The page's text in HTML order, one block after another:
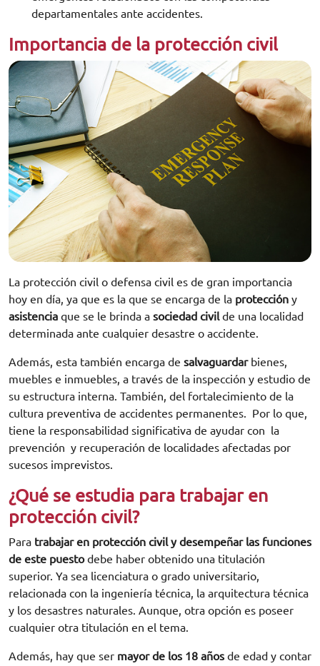
departamentales ante accidentes.
Importancia de la protección civil
La protección civil o defensa civil es de gran importancia
hoy en día, ya que es la que se encarga de la protección y
asistencia que se le brinda a sociedad civilde una localidad
determinada ante cualquier desastre o accidente.
Además, esta también encarga de salvaguardarbienes,
muebles e inmuebles, a través de la inspección y estudio de
su estructura interna. También, del fortalecimiento de la
cultura preventiva de accidentes permanentes. Por lo que,
tiene la responsabilidad significativa de ayudar con la
prevención y recuperación de localidades afectadas por
sucesos imprevistos.
¿Qué se estudia para trabajar en
protección civil?
Para trabajar en protección civil y desempeñar las funciones
de este puestodebe haber obtenido una titulación
superior. Ya sea licenciatura o grado universitario,
relacionada con la ingeniería técnica, la arquitectura técnica
y los desastres naturales. Aunque, otra opción es poseer
cualquier otra titulación en el tema.
Además, hay que ser mayor de los 18 años de edad y contar